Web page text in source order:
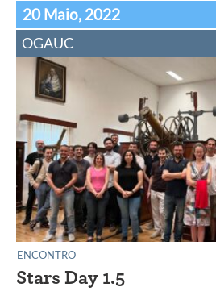
20 Maio, 2022
OGAUC
ENCONTRO
Stars Day 1.5